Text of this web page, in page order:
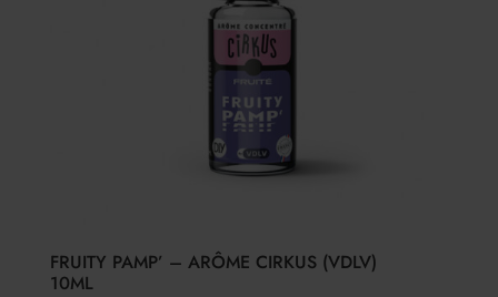
FRUITY PAMP’ – ARÔME CIRKUS (VDLV)
10ML